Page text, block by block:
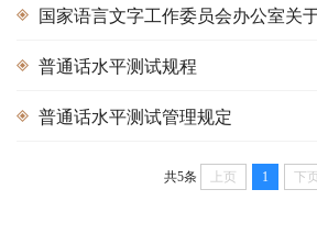
国家语言文字工作委员会办公室关于加强语言文字培训工作
普通话水平测试规程
普通话水平测试管理规定
共5条 上页 1 下